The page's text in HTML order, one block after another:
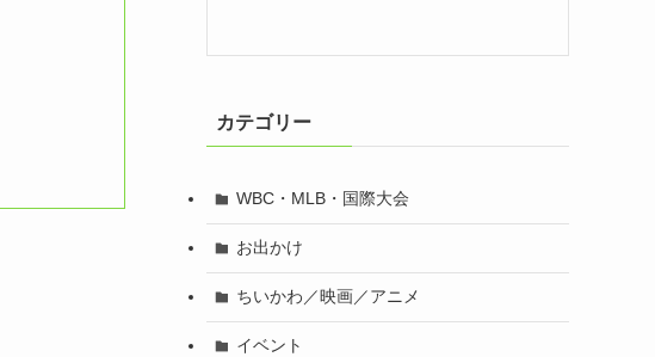
カテゴリー
WBC・MLB・国際大会
お出かけ
ちいかわ／映画／アニメ
イベント